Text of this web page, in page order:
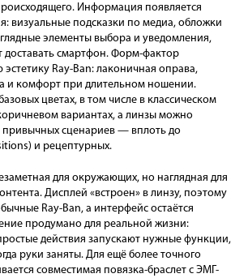
Информация появляется
визуальные подсказки по медиа, обложки
элементы выбора и уведомления,
доставать смартфон. Форм-фактор
эстетику Ray-Ban: лаконичная оправа,
и комфорт при длительном ношении.
цветах, в том числе в классическом
вариантах, а линзы можно
привычных сценариев — вплоть до
и рецептурных.
для окружающих, но наглядная для
Дисплей «встроен» в линзу, поэтому
Ray-Ban, а интерфейс остаётся
продумано для реальной жизни:
действия запускают нужные функции,
руки заняты. Для ещё более точного
совместимая повязка-браслет с ЭМГ-